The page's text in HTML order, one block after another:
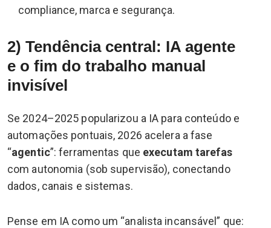
compliance, marca e segurança.
2) Tendência central: IA agente
e o fim do trabalho manual
invisível
Se 2024–2025 popularizou a IA para conteúdo e
automações pontuais, 2026 acelera a fase
“agentic”: ferramentas que executam tarefas
com autonomia (sob supervisão), conectando
dados, canais e sistemas.
Pense em IA como um “analista incansável” que: